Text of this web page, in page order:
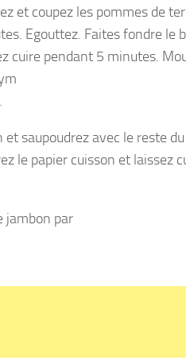
et coupez les pommes de
Egouttez. Faites fondre
cuire pendant 5 minutes.
saupoudrez avec le reste
le papier cuisson et laissez
jambon par